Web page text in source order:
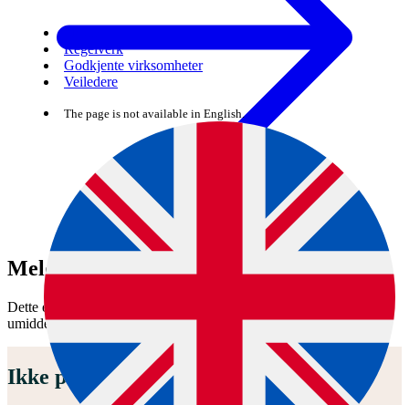
Regelverk
Godkjente virksomheter
Veiledere
The page is not available in English.
Meld fra om liste 2-sykdom
Dette er en dyresykdom på nasjonal liste 2. Varsle Mattilsynet
umiddelbart på 22 40 00 00 ved mistanke eller påvisning på dyr.
Ikke påvist i Norge